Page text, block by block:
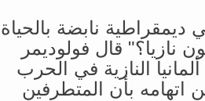
ديمقراطية نابضة بالحياة
قال فولوديمر
النازية في الحرب
اتهامه بأن المتطرفين